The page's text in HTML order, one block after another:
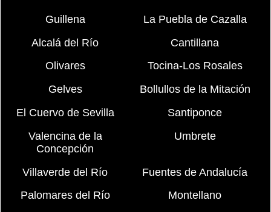
Guillena
La Puebla de Cazalla
Alcalá del Río
Cantillana
Olivares
Tocina-Los Rosales
Gelves
Bollullos de la Mitación
El Cuervo de Sevilla
Santiponce
Valencina de la
Concepción
Umbrete
Villaverde del Río
Fuentes de Andalucía
Palomares del Río
Montellano